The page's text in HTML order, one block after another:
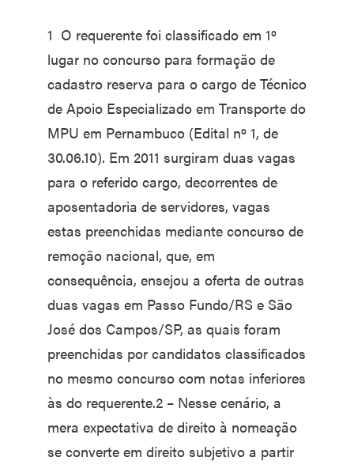
1 O requerente foi classificado em 1º
lugar no concurso para formação de
cadastro reserva para o cargo de Técnico
de Apoio Especializado em Transporte do
MPU em Pernambuco (Edital nº 1, de
30.06.10). Em 2011 surgiram duas vagas
para o referido cargo, decorrentes de
aposentadoria de servidores, vagas
estas preenchidas mediante concurso de
remoção nacional, que, em
consequência, ensejou a oferta de outras
duas vagas em Passo Fundo/RS e São
José dos Campos/SP, as quais foram
preenchidas por candidatos classificados
no mesmo concurso com notas inferiores
às do requerente.2 – Nesse cenário, a
mera expectativa de direito à nomeação
se converte em direito subjetivo a partir